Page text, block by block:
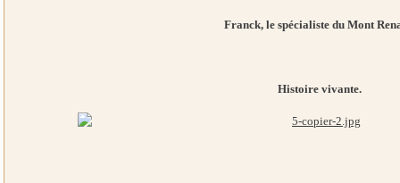
Franck, le spécialiste du Mont
Histoire vivante.